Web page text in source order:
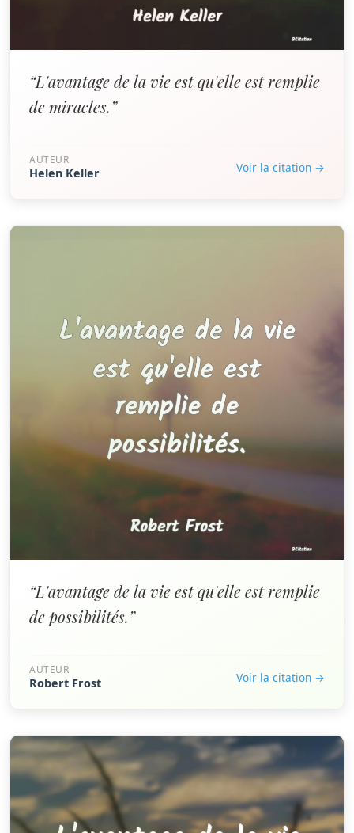
“L'avantage de la vie est qu'elle est remplie
de miracles.”
AUTEUR
Helen Keller Voir la citation →
“L'avantage de la vie est qu'elle est remplie
de possibilités.”
AUTEUR
Robert Frost Voir la citation →